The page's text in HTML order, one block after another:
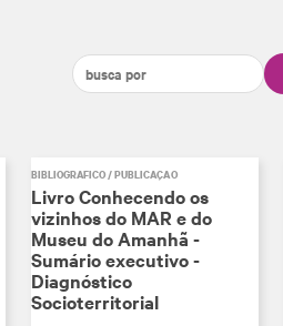
BIBLIOGRÁFICO / PUBLICAÇÃO
Livro Conhecendo os
vizinhos do MAR e do
Museu do Amanhã -
Sumário executivo -
Diagnóstico
Socioterritorial